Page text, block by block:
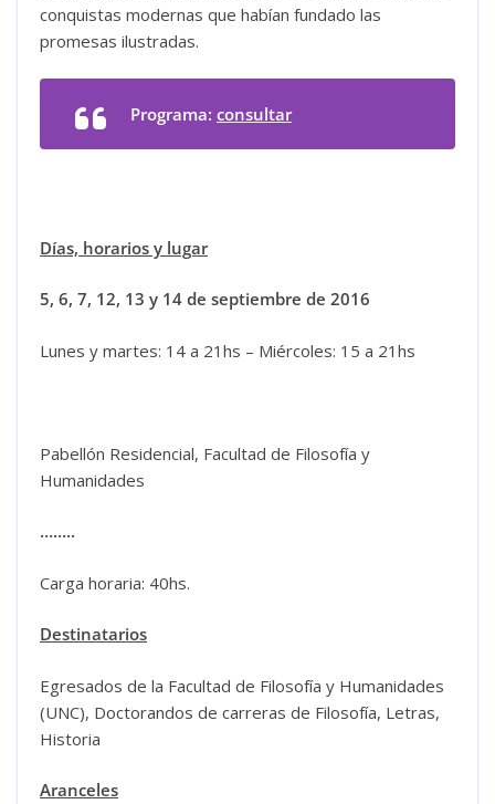
conquistas modernas que habían fundado las
promesas ilustradas.
Programa: consultar
Días, horarios y lugar
5, 6, 7, 12, 13 y 14 de septiembre de 2016
Lunes y martes: 14 a 21hs – Miércoles: 15 a 21hs
Pabellón Residencial, Facultad de Filosofía y
Humanidades
……..
Carga horaria: 40hs.
Destinatarios
Egresados de la Facultad de Filosofía y Humanidades
(UNC), Doctorandos de carreras de Filosofía, Letras,
Historia
Aranceles